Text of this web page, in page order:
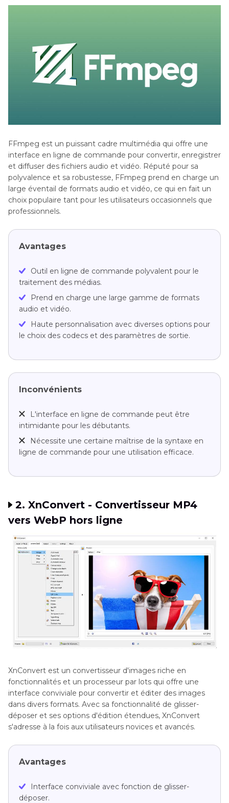
FFmpeg est un puissant cadre multimédia qui offre une
interface en ligne de commande pour convertir, enregistrer
et diffuser des fichiers audio et vidéo. Réputé pour sa
polyvalence et sa robustesse, FFmpeg prend en charge un
large éventail de formats audio et vidéo, ce qui en fait un
choix populaire tant pour les utilisateurs occasionnels que
professionnels.
Avantages
Outil en ligne de commande polyvalent pour le
traitement des médias.
Prend en charge une large gamme de formats
audio et vidéo.
Haute personnalisation avec diverses options pour
le choix des codecs et des paramètres de sortie.
Inconvénients
L'interface en ligne de commande peut être
intimidante pour les débutants.
Nécessite une certaine maîtrise de la syntaxe en
ligne de commande pour une utilisation efficace.
2. XnConvert - Convertisseur MP4
vers WebP hors ligne
XnConvert est un convertisseur d'images riche en
fonctionnalités et un processeur par lots qui offre une
interface conviviale pour convertir et éditer des images
dans divers formats. Avec sa fonctionnalité de glisser-
déposer et ses options d'édition étendues, XnConvert
s'adresse à la fois aux utilisateurs novices et avancés.
Avantages
Interface conviviale avec fonction de glisser-
déposer.